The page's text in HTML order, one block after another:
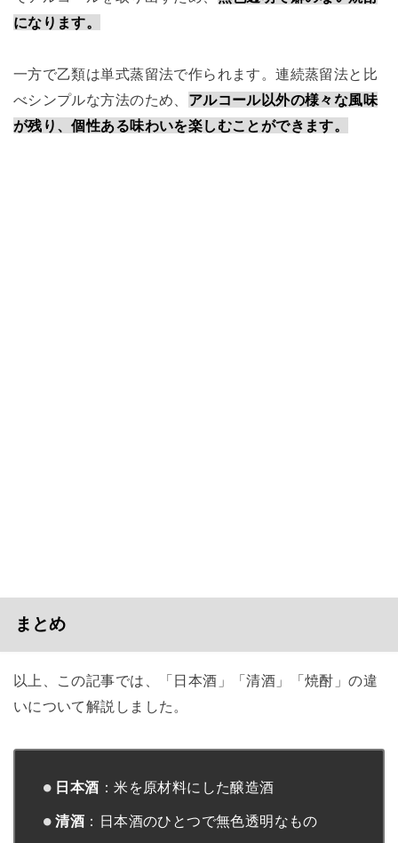
になります。
一方で乙類は単式蒸留法で作られます。連続蒸留法と比
べシンプルな方法のため、 アルコール以外の様々な風味
が残り、個性ある味わいを楽しむことができます。
まとめ
以上、この記事では、「日本酒」「清酒」「焼酎」の違
いについて解説しました。
日本酒 ：米を原材料にした醸造酒
清酒 ：日本酒のひとつで無色透明なもの